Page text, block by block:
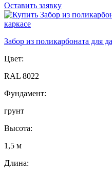
Оставить заявку
Забор из поликарбоната для
Цвет:
RAL 8022
Фундамент:
грунт
Высота:
1,5 м
Длина: